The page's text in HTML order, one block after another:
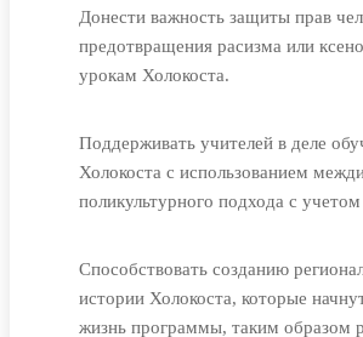
Донести важность защиты прав
предотвращения расизма или
урокам Холокоста.
Поддерживать учителей в деле
Холокоста с использованием
поликультурного подхода с
Способствовать созданию
истории Холокоста, которые
жизнь программы, таким образом